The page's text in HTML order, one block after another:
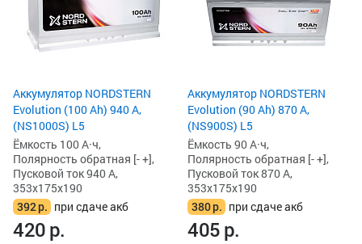
Аккумулятор NORDSTERN
Evolution (100 Ah) 940 А,
(NS1000S) L5
Ёмкость 100 А·ч,
Полярность обратная [- +],
Пусковой ток 940 А,
353x175x190
392р. при сдаче акб
420р.
Аккумулятор NORDSTERN
Evolution (90 Ah) 870 А,
(NS900S) L5
Ёмкость 90 А·ч,
Полярность обратная [- +],
Пусковой ток 870 А,
353x175x190
380р. при сдаче акб
405р.